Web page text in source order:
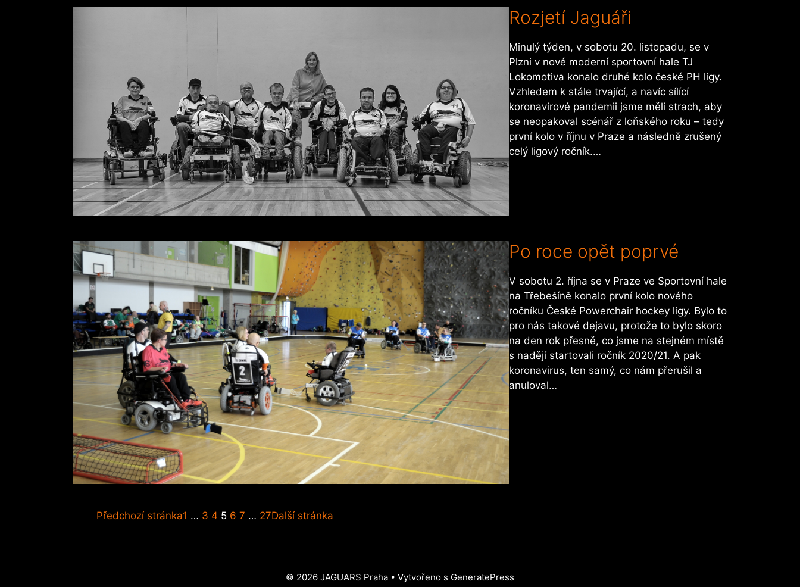
Rozjetí Jaguáři
Minulý týden, v sobotu 20. listopadu, se v
Plzni v nové moderní sportovní hale TJ
Lokomotiva konalo druhé kolo české PH ligy.
Vzhledem k stále trvající, a navíc sílící
koronavirové pandemii jsme měli strach, aby
se neopakoval scénář z loňského roku – tedy
první kolo v říjnu v Praze a následně zrušený
celý ligový ročník.…
Po roce opět poprvé
V sobotu 2. října se v Praze ve Sportovní hale
na Třebešíně konalo první kolo nového
ročníku České Powerchair hockey ligy. Bylo to
pro nás takové dejavu, protože to bylo skoro
na den rok přesně, co jsme na stejném místě
s nadějí startovali ročník 2020/21. A pak
koronavirus, ten samý, co nám přerušil a
anuloval…
Předchozí stránka1 … 3 4 5 6 7 … 27Další stránka
© 2026 JAGUARS Praha • Vytvořeno s GeneratePress